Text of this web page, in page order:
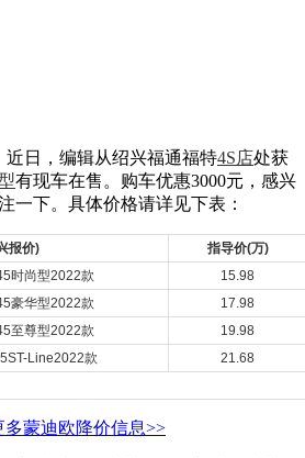
日，编辑从绍兴福通福特4S店处获
有现车在售。购车优惠3000元，感兴
一下。具体价格请详见下表：
报价)
指导价(万)
时尚型2022款
15.98
豪华型2022款
17.98
至尊型2022款
19.98
Line2022款
21.68
多蒙迪欧降价信息>>